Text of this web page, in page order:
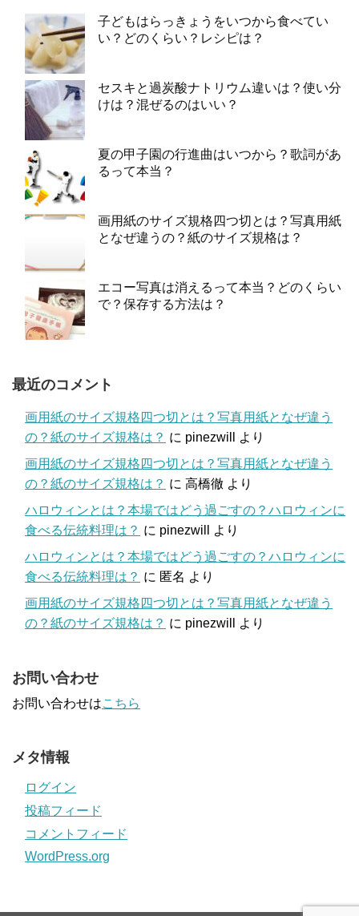
子どもはらっきょうをいつから食べてい
い？どのくらい？レシピは？
セスキと過炭酸ナトリウム違いは？使い分
けは？混ぜるのはいい？
夏の甲子園の行進曲はいつから？歌詞があ
るって本当？
画用紙のサイズ規格四つ切とは？写真用紙
となぜ違うの？紙のサイズ規格は？
エコー写真は消えるって本当？どのくらい
で？保存する方法は？
最近のコメント
画用紙のサイズ規格四つ切とは？写真用紙となぜ違う
の？紙のサイズ規格は？ に pinezwill
より
画用紙のサイズ規格四つ切とは？写真用紙となぜ違う
の？紙のサイズ規格は？ に 高橋徹 より
ハロウィンとは？本場ではどう過ごすの？ハロウィンに
食べる伝統料理は？ に pinezwill
より
ハロウィンとは？本場ではどう過ごすの？ハロウィンに
食べる伝統料理は？ に 匿名 より
画用紙のサイズ規格四つ切とは？写真用紙となぜ違う
の？紙のサイズ規格は？ に pinezwill より
お問い合わせ
お問い合わせはこちら
メタ情報
ログイン
投稿フィード
コメントフィード
WordPress.org